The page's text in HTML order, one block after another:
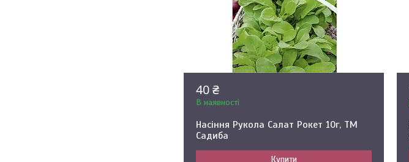
40 ₴
В наявності
Насіння Рукола Салат Рокет 10г, ТМ
Садиба
Купити